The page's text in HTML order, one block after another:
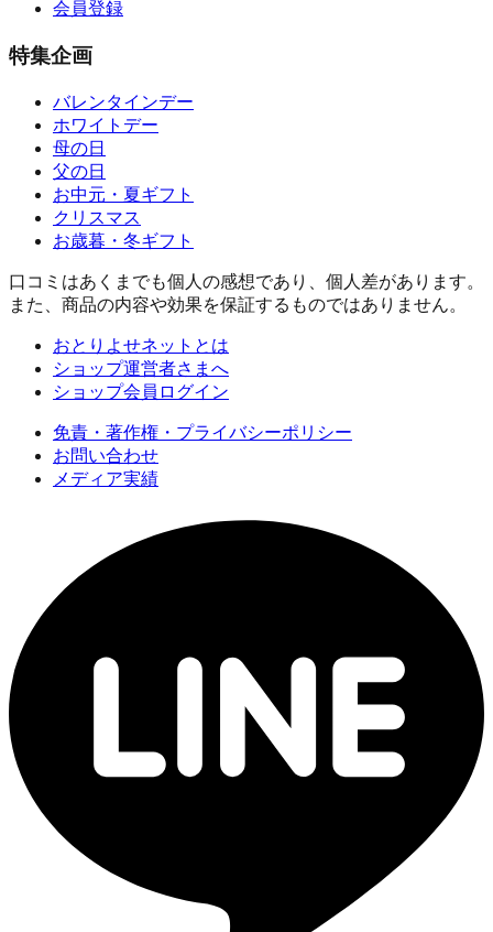
会員登録
特集企画
バレンタインデー
ホワイトデー
母の日
父の日
お中元・夏ギフト
クリスマス
お歳暮・冬ギフト
口コミはあくまでも個人の感想であり、個人差があります。
また、商品の内容や効果を保証するものではありません。
おとりよせネットとは
ショップ運営者さまへ
ショップ会員ログイン
免責・著作権・プライバシーポリシー
お問い合わせ
メディア実績